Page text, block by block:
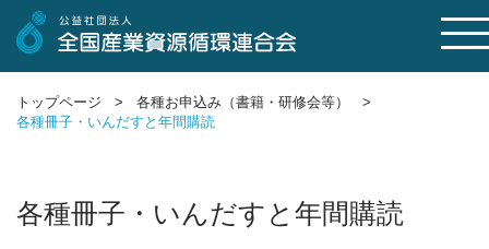
トップページ >
各種お申込み（書籍・研修会等） >
各種冊子・いんだすと年間購読
各種冊子・いんだすと年間購読